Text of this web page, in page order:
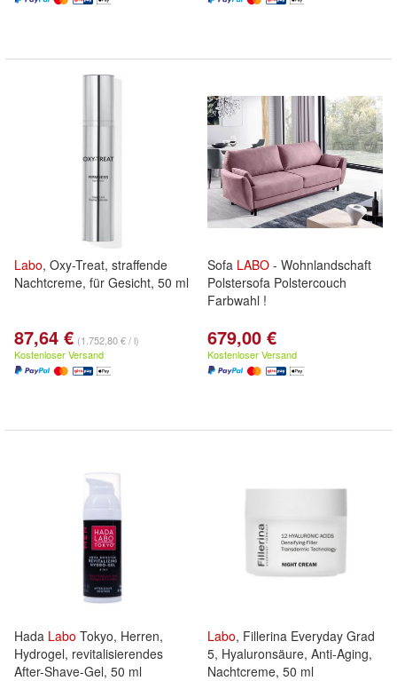
Labo, Oxy-Treat, straffende
Nachtcreme, für Gesicht, 50 ml
87,64 € (1.752,80 € / l)
Kostenloser Versand
Sofa LABO - Wohnlandschaft
Polstersofa Polstercouch
Farbwahl !
679,00 €
Kostenloser Versand
Hada Labo Tokyo, Herren,
Hydrogel, revitalisierendes
After-Shave-Gel, 50 ml
Labo, Fillerina Everyday Grad
5, Hyaluronsäure, Anti-Aging,
Nachtcreme, 50 ml